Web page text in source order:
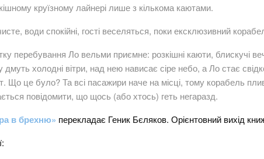
круїзному лайнері лише з кількома каютами.
води спокійні, гості веселяться, поки ексклюзивний
перебування Ло вельми приємне: розкішні каюти, блискучі
дмуть холодні вітри, над нею нависає сіре небо, а Ло стає
Що це було? Та всі пасажири наче на місці, тому корабель
повідомити, що щось (або хтось) геть негаразд.
в брехню» перекладає Геник Бєляков. Орієнтовний вихід